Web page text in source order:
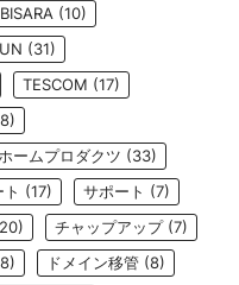
BISARA (10)
(31)
TESCOM (17)
ームプロダクツ (33)
(17) サポート (7)
チャップアップ(7)
ドメイン移管 (8)